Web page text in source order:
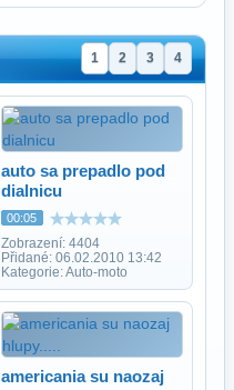
1 2 3 4
auto sa prepadlo pod
dialnicu
00:05
Zobrazení: 4404
Přidané: 06.02.2010 13:42
Kategorie: Auto-moto
americania su naozaj